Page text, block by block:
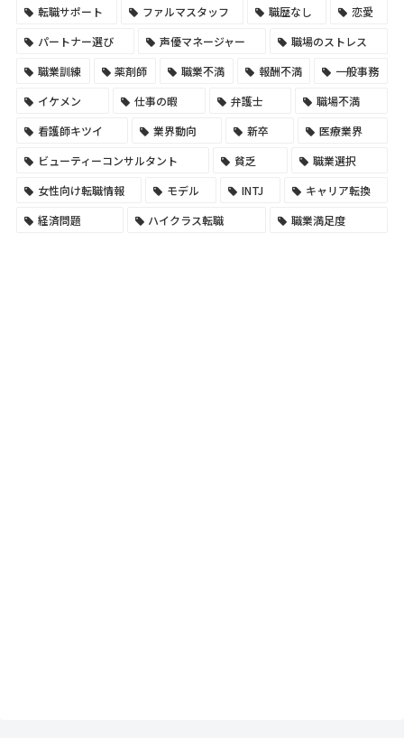
転職サポート
ファルマスタッフ 職歴なし
恋愛
パートナー選び
声優マネージャー
職場のストレス
職業訓練
薬剤師 職業不満 報酬不満
一般事務
イケメン
仕事の暇 弁護士
職場不満
看護師キツイ
業界動向 新卒
医療業界
ビューティーコンサルタント
貧乏
職業選択
女性向け転職情報
モデル INTJ
キャリア転換
経済問題
ハイクラス転職 職業満足度